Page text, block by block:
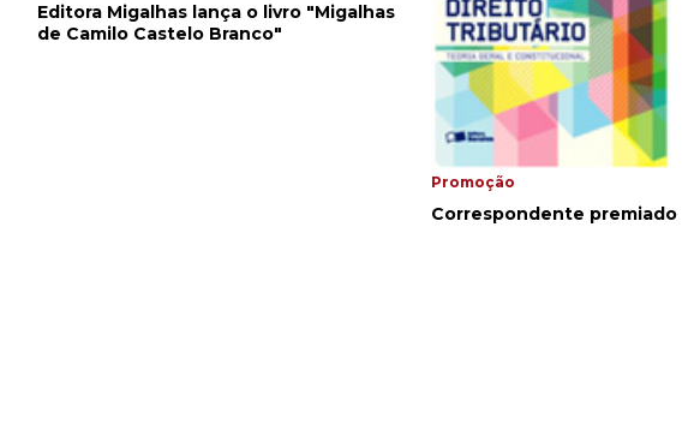
Editora Migalhas lança o livro "Migalhas
de Camilo Castelo Branco"
Promoção
Correspondente premiado